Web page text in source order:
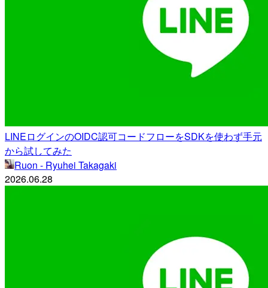
LINEログインのOIDC認可コードフローをSDKを使わず手元
から試してみた
Ruon - Ryuhei Takagaki
2026.06.28